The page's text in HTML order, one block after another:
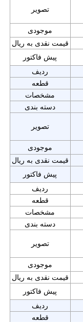
تصویر
موجودی
قیمت نقدی به ریال
پیش فاکتور
ردیف
قطعه
مشخصات
دسته بندی
تصویر
موجودی
قیمت نقدی به ریال
پیش فاکتور
ردیف
قطعه
مشخصات
دسته بندی
تصویر
موجودی
قیمت نقدی به ریال
پیش فاکتور
ردیف
قطعه